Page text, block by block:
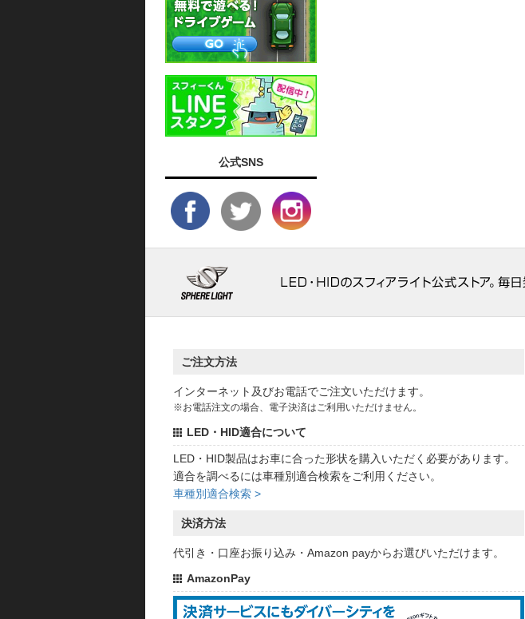
公式SNS
ご注文方法
インターネット及びお電話でご注文いただけます。
※お電話注文の場合、電子決済はご利用いただけません。
LED・HID適合について
LED・HID製品はお車に合った形状を購入いただく必要があります。
適合を調べるには車種別適合検索をご利用ください。
車種別適合検索 >
決済方法
代引き・口座お振り込み・Amazon payからお選びいただけます。
AmazonPay